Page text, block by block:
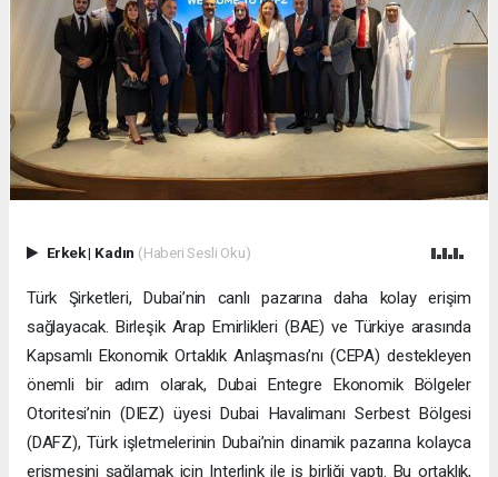
Erkek| Kadın (Haberi Sesli Oku)
Türk Şirketleri, Dubai’nin canlı pazarına daha kolay erişim
sağlayacak. Birleşik Arap Emirlikleri (BAE) ve Türkiye arasında
Kapsamlı Ekonomik Ortaklık Anlaşması’nı (CEPA) destekleyen
önemli bir adım olarak, Dubai Entegre Ekonomik Bölgeler
Otoritesi’nin (DIEZ) üyesi Dubai Havalimanı Serbest Bölgesi
(DAFZ), Türk işletmelerinin Dubai’nin dinamik pazarına kolayca
erişmesini sağlamak için Interlink ile iş birliği yaptı. Bu ortaklık,